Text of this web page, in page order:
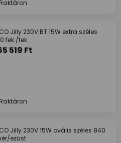
Raktáron
Jilly 230V BT 15W extra széles
fek./fek.
519 Ft
Raktáron
Jilly 230V 15W ovális széles 840
ezüst